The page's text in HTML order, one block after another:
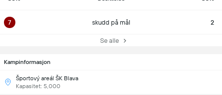
7 skudd på mål 2
Se alle
Kampinformasjon
Športový areál ŠK Blava
Kapasitet: 5,000